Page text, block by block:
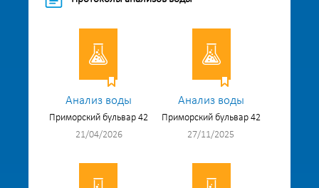
Анализ воды
Приморский бульвар 42
21/04/2026
Анализ воды
Приморский бульвар 42
27/11/2025